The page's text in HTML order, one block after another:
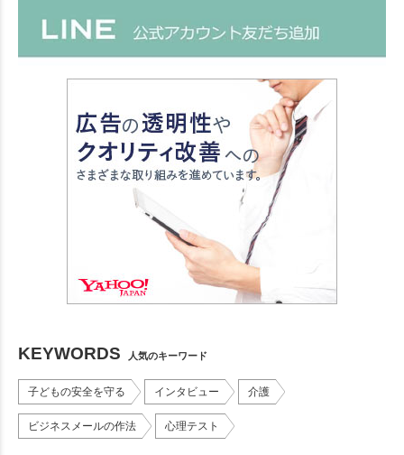
KEYWORDS 人気のキーワード
子どもの安全を守る インタビュー 介護
ビジネスメールの作法 心理テスト